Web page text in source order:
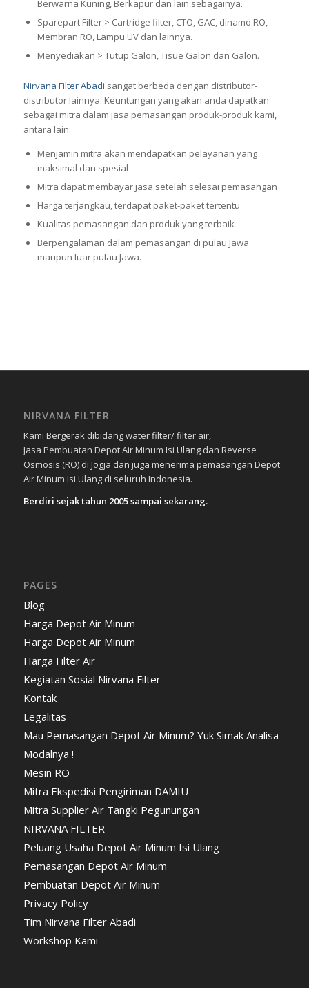
Berwarna Kuning, Berkapur dan lain sebagainya.
Sparepart Filter > Cartridge filter, CTO, GAC, dinamo RO,
Membran RO, Lampu UV dan lainnya.
Menyediakan > Tutup Galon, Tisue Galon dan Galon.
Nirvana Filter Abadi sangat berbeda dengan distributor-
distributor lainnya. Keuntungan yang akan anda dapatkan
sebagai mitra dalam jasa pemasangan produk-produk kami,
antara lain:
Menjamin mitra akan mendapatkan pelayanan yang
maksimal dan spesial
Mitra dapat membayar jasa setelah selesai pemasangan
Harga terjangkau, terdapat paket-paket tertentu
Kualitas pemasangan dan produk yang terbaik
Berpengalaman dalam pemasangan di pulau Jawa
maupun luar pulau Jawa.
NIRVANA FILTER
Kami Bergerak dibidang water filter/ filter air,
Jasa Pembuatan Depot Air Minum Isi Ulang dan Reverse
Osmosis (RO) di Jogja dan juga menerima pemasangan Depot
Air Minum Isi Ulang di seluruh Indonesia.
Berdiri sejak tahun 2005 sampai sekarang.
PAGES
Blog
Harga Depot Air Minum
Harga Depot Air Minum
Harga Filter Air
Kegiatan Sosial Nirvana Filter
Kontak
Legalitas
Mau Pemasangan Depot Air Minum? Yuk Simak Analisa
Modalnya !
Mesin RO
Mitra Ekspedisi Pengiriman DAMIU
Mitra Supplier Air Tangki Pegunungan
NIRVANA FILTER
Peluang Usaha Depot Air Minum Isi Ulang
Pemasangan Depot Air Minum
Pembuatan Depot Air Minum
Privacy Policy
Tim Nirvana Filter Abadi
Workshop Kami